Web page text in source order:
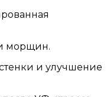
морщин.
и улучшение